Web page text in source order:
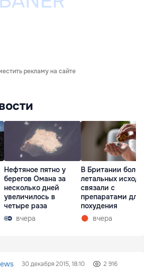
рекламу на сайте
Нефтяное пятно у
берегов Омана за
несколько дней
увеличилось в
четыре раза
вчера
В Британии
летальных
связали с
препаратами для
похудения
вчера
30 декабря 2015, 18:10 2 916